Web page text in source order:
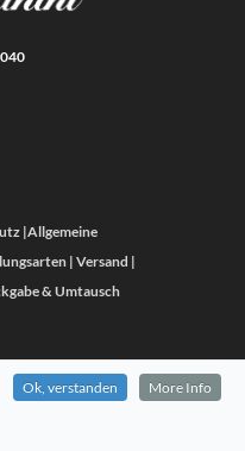
|Allgemeine
|Versand |
& Umtausch
Ok, verstanden More Info